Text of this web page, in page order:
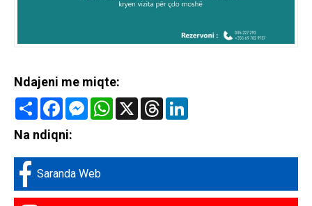
Ndajeni me miqte:
Share FacebookMessenger
WhatsApp
X Threads
Na ndiqni:
Saranda Web